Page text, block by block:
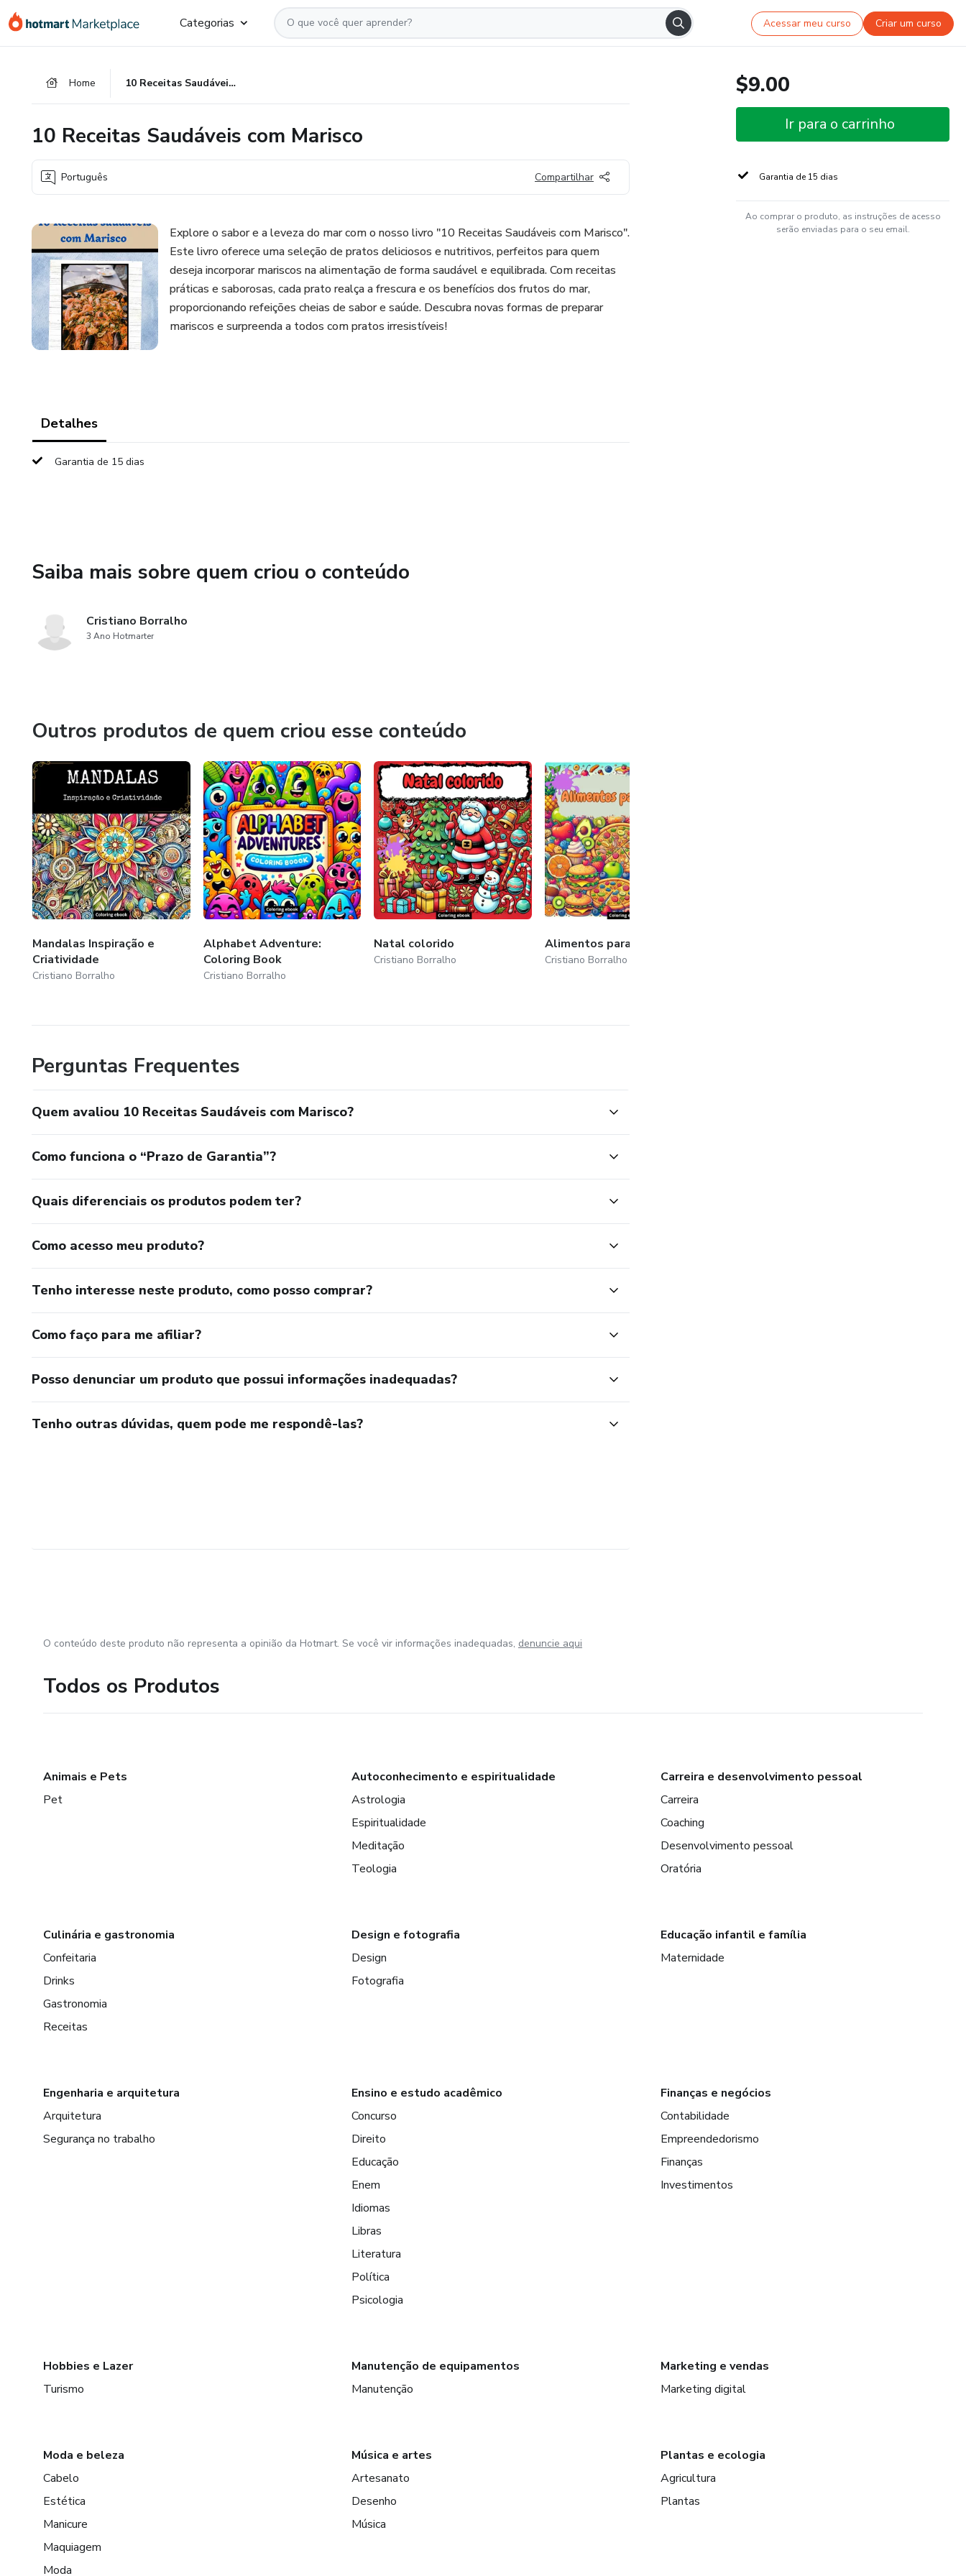
para
para
para
Categorias Acessar meu curso Criar um curso
Home 10 Receitas Saudáveis com Marisco
10 Receitas Saudáveis com Marisco
Português Compartilhar
Explore o sabor e a leveza do mar com o nosso livro "10 Receitas Saudáveis com Marisco".
Este livro oferece uma seleção de pratos deliciosos e nutritivos, perfeitos para quem
deseja incorporar mariscos na alimentação de forma saudável e equilibrada. Com receitas
práticas e saborosas, cada prato realça a frescura e os benefícios dos frutos do mar,
proporcionando refeições cheias de sabor e saúde. Descubra novas formas de preparar
mariscos e surpreenda a todos com pratos irresistíveis!
Detalhes
Garantia de 15 dias
Saiba mais sobre quem criou o conteúdo
Cristiano Borralho
3 Ano Hotmarter
Outros produtos de quem criou esse conteúdo
Mandalas Inspiração e
Criatividade
Cristiano Borralho
Alphabet Adventure:
Coloring Book
Cristiano Borralho
Natal colorido
Cristiano Borralho
Alimentos para colorir
Cristiano Borralho
Perguntas Frequentes
Quem avaliou 10 Receitas Saudáveis com Marisco?
Como funciona o “Prazo de Garantia”?
Quais diferenciais os produtos podem ter?
Como acesso meu produto?
Tenho interesse neste produto, como posso comprar?
Como faço para me afiliar?
Posso denunciar um produto que possui informações inadequadas?
Tenho outras dúvidas, quem pode me respondê-las?
$9.00
Ir para o carrinho
Garantia de 15 dias
Ao comprar o produto, as instruções de acesso
serão enviadas para o seu email.
O conteúdo deste produto não representa a opinião da Hotmart. Se você vir informações inadequadas, denuncie aqui
Todos os Produtos
Animais e Pets
Pet
Autoconhecimento e espiritualidade
Astrologia
Espiritualidade
Meditação
Teologia
Carreira e desenvolvimento pessoal
Carreira
Coaching
Desenvolvimento pessoal
Oratória
Culinária e gastronomia
Confeitaria
Drinks
Gastronomia
Receitas
Design e fotografia
Design
Fotografia
Educação infantil e família
Maternidade
Engenharia e arquitetura
Arquitetura
Segurança no trabalho
Ensino e estudo acadêmico
Concurso
Direito
Educação
Enem
Idiomas
Libras
Literatura
Política
Psicologia
Finanças e negócios
Contabilidade
Empreendedorismo
Finanças
Investimentos
Hobbies e Lazer
Turismo
Manutenção de equipamentos
Manutenção
Marketing e vendas
Marketing digital
Moda e beleza
Cabelo
Estética
Manicure
Maquiagem
Moda
Música e artes
Artesanato
Desenho
Música
Plantas e ecologia
Agricultura
Plantas